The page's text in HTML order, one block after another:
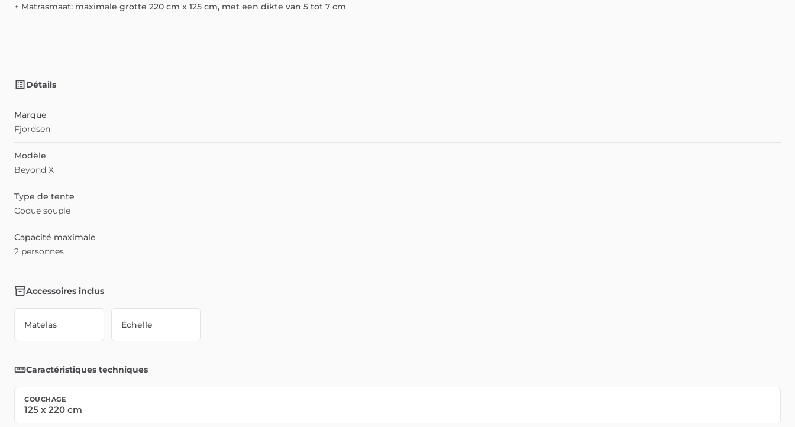
+ Matrasmaat: maximale grotte 220 cm x 125 cm, met een dikte van 5 tot 7 cm
Détails
Marque
Fjordsen
Modèle
Beyond X
Type de tente
Coque souple
Capacité maximale
2 personnes
Accessoires inclus
Matelas Échelle
Caractéristiques techniques
COUCHAGE
125 x 220 cm